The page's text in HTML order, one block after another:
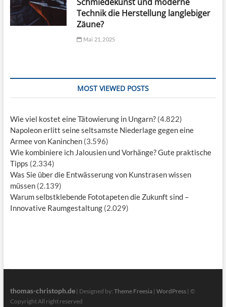
Technik die Herstellung langlebiger
Zäune?
Mai 21, 2025
MOST VIEWED POSTS
Wie viel kostet eine Tätowierung in Ungarn? (4.822)
Napoleon erlitt seine seltsamste Niederlage gegen eine
Armee von Kaninchen (3.596)
Wie kombiniere ich Jalousien und Vorhänge? Gute praktische
Tipps (2.334)
Was Sie über die Entwässerung von Kunstrasen wissen
müssen (2.139)
Warum selbstklebende Fototapeten die Zukunft sind –
Innovative Raumgestaltung (2.029)
thomas-christoph.de| Designed by: Theme Freesia| WordPress| ©
Copyright All right reserved